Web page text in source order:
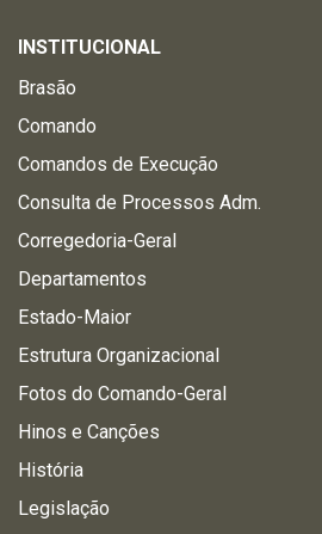
INSTITUCIONAL
Brasão
Comando
Comandos de Execução
Consulta de Processos Adm.
Corregedoria-Geral
Departamentos
Estado-Maior
Estrutura Organizacional
Fotos do Comando-Geral
Hinos e Canções
História
Legislação